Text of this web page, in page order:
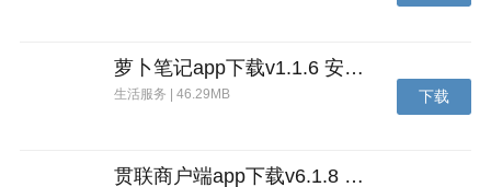
萝卜笔记app下载v1.1.6 安卓版
生活服务 | 46.29MB 下载
贯联商户端app下载v6.1.8 安卓版